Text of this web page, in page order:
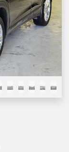
Next